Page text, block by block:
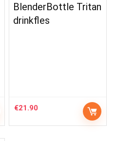
BlenderBottle Tritan
drinkfles
€21.90